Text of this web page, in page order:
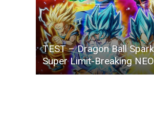
TEST – Dragon Ball
Super Limit-Breaking